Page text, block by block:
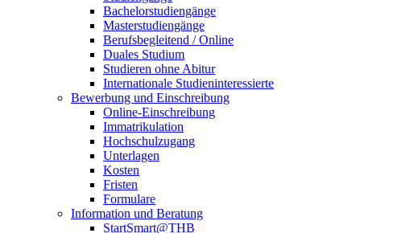
Bachelorstudiengänge
Masterstudiengänge
Berufsbegleitend / Online
Duales Studium
Studieren ohne Abitur
Internationale Studieninteressierte
Bewerbung und Einschreibung
Online-Einschreibung
Immatrikulation
Hochschulzugang
Unterlagen
Kosten
Fristen
Formulare
Information und Beratung
StartSmart@THB